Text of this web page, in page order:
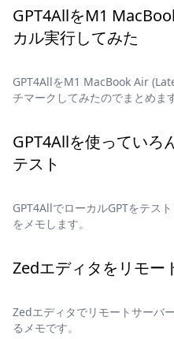
GPT4AllをM1
カル実行してみた
GPT4AllをM1 MacBook Air
チマークしてみたのでまとめます
GPT4Allを使っていろ
テスト
GPT4AllでローカルGPTをテス
をメモします。
Zedエディタをリモー
Zedエディタでリモートサーバ
るメモです。